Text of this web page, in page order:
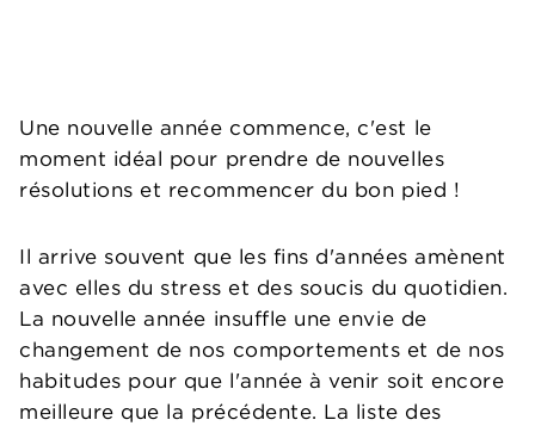
Une nouvelle année commence, c'est le
moment idéal pour prendre de nouvelles
résolutions et recommencer du bon pied !
Il arrive souvent que les fins d'années amènent
avec elles du stress et des soucis du quotidien.
La nouvelle année insuffle une envie de
changement de nos comportements et de nos
habitudes pour que l'année à venir soit encore
meilleure que la précédente. La liste des